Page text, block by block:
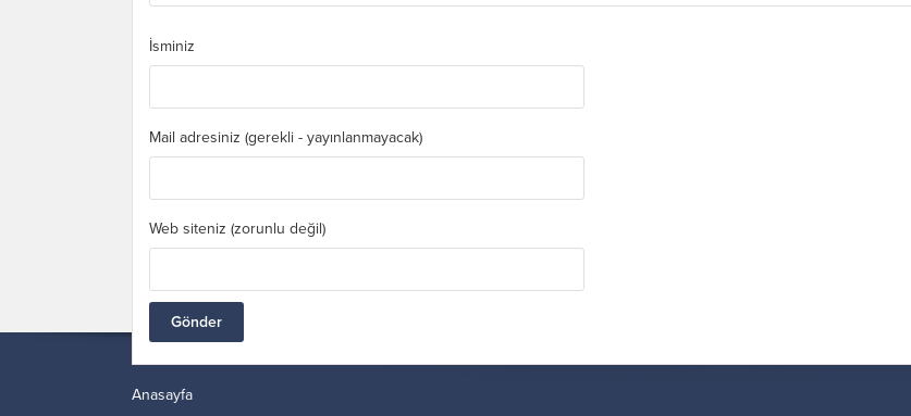
İsminiz
Mail adresiniz (gerekli - yayınlanmayacak)
Web siteniz (zorunlu değil)
Anasayfa